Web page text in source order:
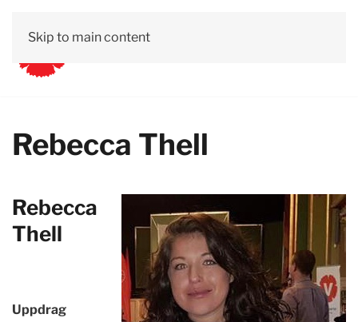
Skip to main content
Rebecca Thell
Rebecca
Thell
Uppdrag